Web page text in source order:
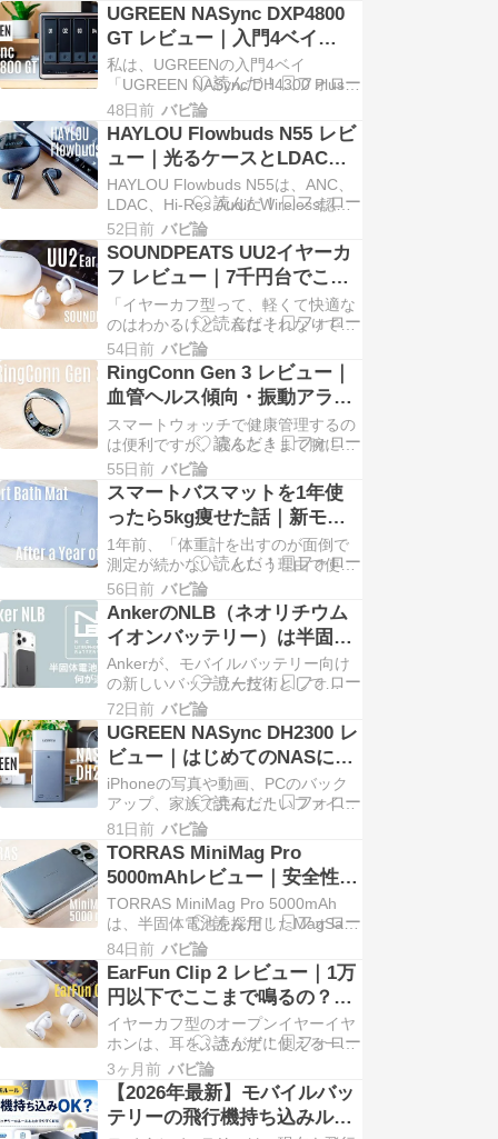
UGREEN NASync DXP4800
GT レビュー｜入門4ベイ
DH4300 Plusから乗り換えて
分かった、デュアル
10GbE×Ryzenの実力
私は、UGREENの入門4ベイ
「UGREEN NASync DH4300 Plus」
を使ってきました。「おうちクラウ
ド」としては文句なしでしたが、撮
影データが増えるほど、2.5GbE×1
の転送速度やシンプルな構成に少し
ず ...
48日前 バビ論
HAYLOU Flowbuds N55 レビ
ュー｜光るケースとLDAC対
応が魅力の高コスパANCイヤ
ホン
HAYLOU Flowbuds N55は、ANC、
LDAC、Hi-Res Audio Wireless認
証、最大40時間再生などに対応した
完全ワイヤレスイヤホンです。 最近
は低価格帯のワイヤレスイヤホンで
も、ノイズキャン ...
52日前 バビ論
SOUNDPEATS UU2イヤーカ
フ レビュー｜7千円台でこの
音は反則。イヤカフの正解が
また更新された
「イヤーカフ型って、軽くて快適な
のはわかるけど、音はそれなりでし
ょ?」 正直、私もずっとそう思って
いました。ところがこの
SOUNDPEATS UU2イヤーカフ、デ
フォルト状態で聴いただけで「お、
違うぞ」とわかるレベルの高 ...
54日前 バビ論
RingConn Gen 3 レビュー｜
血管ヘルス傾向・振動アラー
ト対応。2週間近く使えるス
マートリングが快適すぎた
スマートウォッチで健康管理するの
は便利ですが、寝るときまで腕に時
計を着けているのが気になる人も多
いと思います。私もそのタイプで、
睡眠状態の記録はしたいけれど、
Apple Watchをつけっぱなしにして
寝るのはどうにも落ち ...
55日前 バビ論
スマートバスマットを1年使
ったら5kg痩せた話｜新モデ
ル予約開始＆長期使用レビュ
ー
1年前、「体重計を出すのが面倒で
測定が続かない」という理由で使い
始めたのが、issinの「スマートバス
マット」でした。風呂上がりに乗る
だけで体重や体組成が測れる、あの
体組成計です。 あれから1年。ほぼ
毎日使い続けた結果、 ...
56日前 バビ論
AnkerのNLB（ネオリチウム
イオンバッテリー）は半固体
電池と何が違う？新型モバイ
ルバッテリーの安全性を整理
する
Ankerが、モバイルバッテリー向け
の新しいバッテリー技術として
「NLB（Neo Lithium-ion
Battery）」を打ち出しました。
NLBは、Ankerの新型モバイルバッ
テリー「Anker Nano Powe ...
72日前 バビ論
UGREEN NASync DH2300 レ
ビュー｜はじめてのNASにち
ょうどいい2ベイ入門機。
DXP2800・DH4300 Plusとの
違いも解説
iPhoneの写真や動画、PCのバック
アップ、家族で共有したいファイ
ル。気づけばiCloudやGoogleフォト
の容量がいっぱいになっていて、毎
月のクラウド料金もじわじわ気にな
ってきます。かといって、外付け
HDDに毎回手 ...
81日前 バビ論
TORRAS MiniMag Pro
5000mAhレビュー｜安全性重
視の半固体電池採用。厚さ
8.5mmのMagSafeモバイルバ
ッテリー
TORRAS MiniMag Pro 5000mAh
は、半固体電池を採用したMagSafe
対応モバイルバッテリーです。容量
5,000mAh、厚さ8.5mm・重さ118g
の薄型ボディに、ATL製セル・グラ
フェン素材を組み合 ...
84日前 バビ論
EarFun Clip 2 レビュー｜1万
円以下でここまで鳴るの？家
で使うイヤーカフ型はこれで
いい
イヤーカフ型のオープンイヤーイヤ
ホンは、耳をふさがずに使える一方
で、音質はカナル型に比べて物足り
ない印象がありました。 ですが、今
回使ったEarFun Clip 2は、その印象
をかなり変えてくれたイヤホンで
3ヶ月前 バビ論
【2026年最新】モバイルバッ
テリーの飛行機持ち込みルー